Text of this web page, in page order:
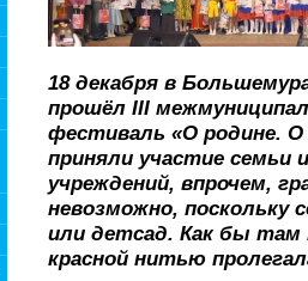
18 декабря в
прошёл III
фестиваль «О родине.
приняли участие семьи
учреждений, впрочем,
невозможно, поскольку
или детсад. Как бы там
красной нитью